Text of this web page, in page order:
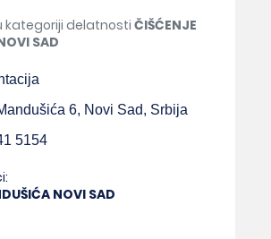
kategoriji delatnosti ČIŠĆENJE
SAD
6, Novi Sad, Srbija
5154
NOVI SAD